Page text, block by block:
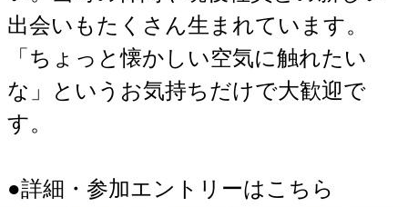
出会いもたくさん生まれています。
「ちょっと懐かしい空気に触れたい
な」というお気持ちだけで大歓迎で
す。
●詳細・参加エントリーはこちら